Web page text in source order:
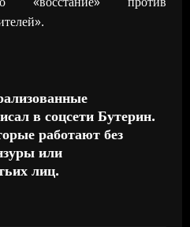
в соцсети Бутерин.
работают без
или
лиц.